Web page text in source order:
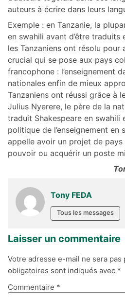
auteurs à écrire dans leurs
Exemple : en Tanzanie, la
en swahili avant d’être traduits
les Tanzaniens ont résolu pour
crucial qui se pose aux pays
francophone : l’enseignement
nationales enfin de mieux
Tanzaniens ont réussi grâce à
Julius Nyerere, le père de la
traduit Shakespeare en swahili
politique de l’enseignement en
appelle avoir un projet de pays
pouvoir ou acquérir un poste
Tony FEDA
Tous les messages
Laisser un commentaire
Votre adresse e-mail ne sera pas
obligatoires sont indiqués avec *
Commentaire *